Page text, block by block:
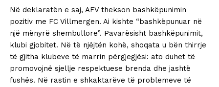
Në deklaratën e saj, AFV thekson bashkëpunimin
pozitiv me FC Villmergen. Ai kishte “bashkëpunuar në
një mënyrë shembullore”. Pavarësisht bashkëpunimit,
klubi gjobitet. Në të njëjtën kohë, shoqata u bën thirrje
të gjitha klubeve të marrin përgjegjësi: ato duhet të
promovojnë sjellje respektuese brenda dhe jashtë
fushës. Në rastin e shkaktarëve të problemeve të